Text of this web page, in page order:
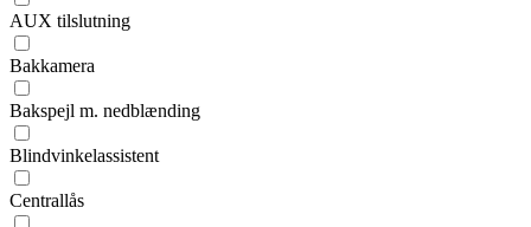
AUX tilslutning
Bakkamera
Bakspejl m. nedblænding
Blindvinkelassistent
Centrallås